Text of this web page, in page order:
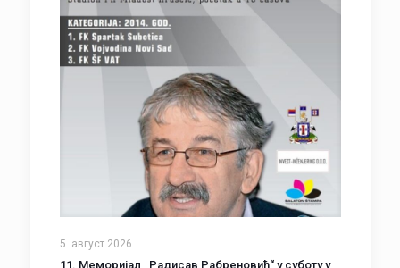
5. август 2026.
11. Меморијал ,,Радисав Рабреновић“ у суботу у